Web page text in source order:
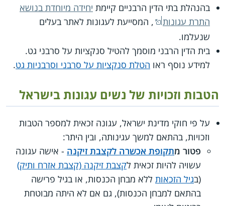
בהנהלת בתי הדין הרבניים קיימת יחידה מיוחדת בנושא
התרת עגונות
, המסייעת לעגונות לאתר בעלים
שנעלמו.
בית הדין הרבני מוסמך להטיל סנקציות על סרבני גט.
למידע נוסף ראו הטלת סנקציות על סרבני וסרבניות גט.
הטבות וזכויות של נשים עגונות בישראל
על פי חוקי מדינת ישראל, עגונה זכאית למספר הטבות
וזכויות, בהתאם למשך עגינותה, ובין היתר:
פטור מתקופת אכשרה לקצבת זיקנה - אישה עגונה
עשויה להיות זכאית לקצבת זיקנה (קצבת אזרח ותיק)
(בגיל הזכאות ללא מבחן הכנסות, או בגיל פרישה
בהתאם למבחן הכנסות), גם אם לא היתה מבוטחת